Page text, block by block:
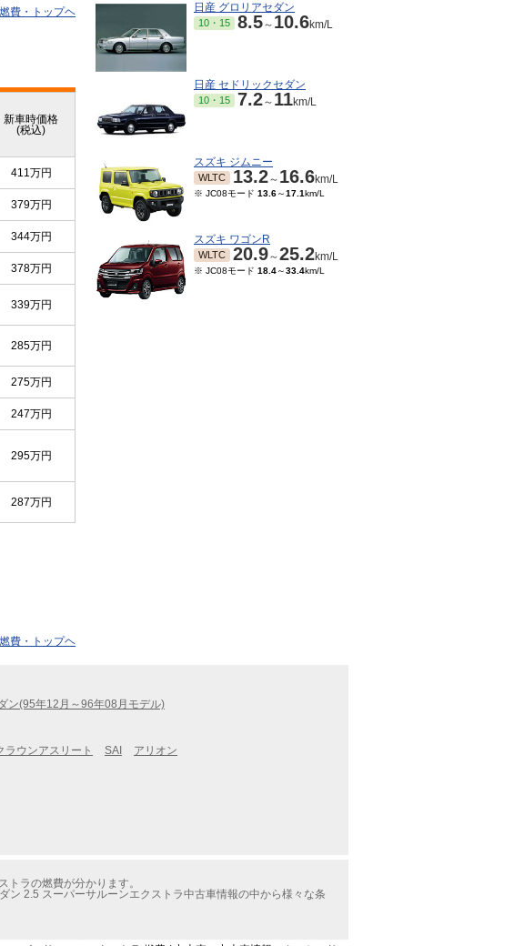
費・トップヘ
新車時価格
(税込)
411万円
379万円
344万円
378万円
339万円
285万円
275万円
247万円
295万円
287万円
費・トップヘ
日産 グロリアセダン
10・15 8.5～ 10.6km/L
日産 セドリックセダン
10・15 7.2～ 11km/L
スズキ ジムニー
WLTC 13.2～ 16.6km/L
※ JC08モード 13.6～17.1km/L
スズキ ワゴンR
WLTC 20.9～25.2km/L
※ JC08モード 18.4～33.4km/L
ン(95年12月～96年08月モデル)
ラウンアスリート SAI アリオン
ラの燃費が分かります。
ン 2.5 スーパーサルーンエクストラ中古車情報の中から様々な条